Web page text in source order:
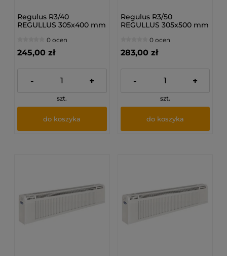
Regulus R3/40
REGULLUS 305x400 mm
bocznozasilany
0 ocen
245,00 zł
- +
szt.
do koszyka
Regulus R3/50
REGULLUS 305x500 mm
bocznozasilany
0 ocen
283,00 zł
- +
szt.
do koszyka